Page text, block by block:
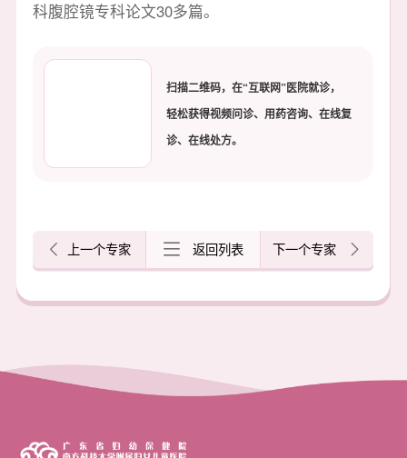
科腹腔镜专科论文30多篇。
扫描二维码，在“互联网”医院就诊，
轻松获得视频问诊、用药咨询、在线复
诊、在线处方。
上一个专家 返回列表 下一个专家